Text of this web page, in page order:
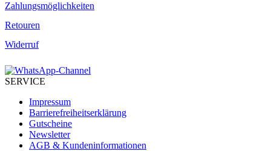
Zahlungsmöglichkeiten
Retouren
Widerruf
SERVICE
Impressum
Barrierefreiheitserklärung
Gutscheine
Newsletter
AGB & Kundeninformationen